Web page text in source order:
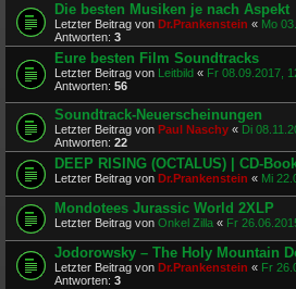
Die besten Musiken je nach Aspekt
Letzter Beitrag von Dr.Prankenstein « Mo
Antworten: 3
Eure besten Film Soundtracks
Letzter Beitrag von Leitbild « Fr 08.09.2017,
Antworten: 56
Soundtrack-Neuerscheinungen
Letzter Beitrag von Paul Naschy « Di
Antworten: 22
DEEP RISING (OCTALUS) | CD-
Letzter Beitrag von Dr.Prankenstein « Mi
Mondotees Jurassic World 2XLP
Letzter Beitrag von Onkel Zilla « Fr
Jodorowsky – The Holy Mountain
Letzter Beitrag von Dr.Prankenstein « Fr
Antworten: 3